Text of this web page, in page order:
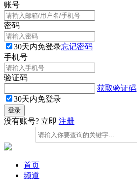
账号
密码
30天内免登录忘记密码
手机号
验证码
获取验证码
30天内免登录
没有账号? 立即 注册
首页
频道